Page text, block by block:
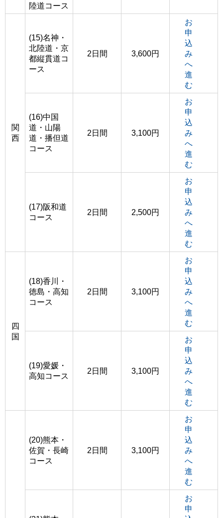
陸道コース
関
西
(15)名神・
北陸道・京
都縦貫道コ
ース
2日間 3,600円
お
申
込
み
へ
進
む
(16)中国
道・山陽
道・播但道
コース
2日間 3,100円
お
申
込
み
へ
進
む
(17)阪和道
コース
2日間 2,500円
お
申
込
み
へ
進
む
四
国
(18)香川・
徳島・高知
コース
2日間 3,100円
お
申
込
み
へ
進
む
(19)愛媛・
高知コース
2日間 3,100円
お
申
込
み
へ
進
む
(20)熊本・
佐賀・長崎
コース
2日間 3,100円
お
申
込
み
へ
進
む
お
申